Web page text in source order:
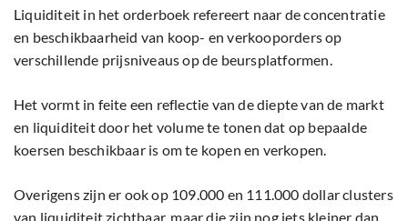
Liquiditeit in het orderboek refereert naar de concentratie
en beschikbaarheid van koop- en verkooporders op
verschillende prijsniveaus op de beursplatformen.
Het vormt in feite een reflectie van de diepte van de markt
en liquiditeit door het volume te tonen dat op bepaalde
koersen beschikbaar is om te kopen en verkopen.
Overigens zijn er ook op 109.000 en 111.000 dollar clusters
van liquiditeit zichtbaar, maar die zijn nog iets kleiner dan